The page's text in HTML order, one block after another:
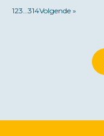
123 314Volgende »